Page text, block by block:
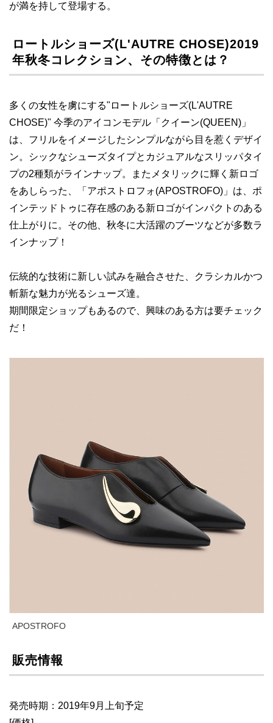
が満を持して登場する。
ロートルショーズ(L'AUTRE CHOSE)2019
年秋冬コレクション、その特徴とは？
多くの女性を虜にする"ロートルショーズ(L'AUTRE
CHOSE)" 今季のアイコンモデル「クイーン(QUEEN)」
は、フリルをイメージしたシンプルながら目を惹くデザイ
ン。シックなシューズタイプとカジュアルなスリッパタイ
プの2種類がラインナップ。またメタリックに輝く新ロゴ
をあしらった、「アポストロフォ(APOSTROFO)」は、ポ
インテッドトゥに存在感のある新ロゴがインパクトのある
仕上がりに。その他、秋冬に大活躍のブーツなどが多数ラ
インナップ！
伝統的な技術に新しい試みを融合させた、クラシカルかつ
斬新な魅力が光るシューズ達。
期間限定ショップもあるので、興味のある方は要チェック
だ！
APOSTROFO
販売情報
発売時期：2019年9月上旬予定